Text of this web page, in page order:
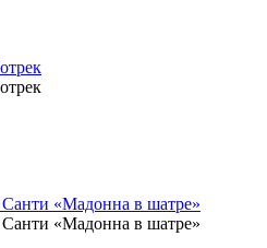
«Мадонна в шатре»
«Мадонна в шатре»